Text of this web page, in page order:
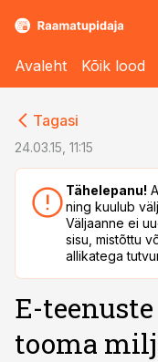
Avaleht Kõik lood
Tagasi
24.03.15, 11:15
Tähelepanu!
ning kuulub
Väljaanne ei
sisu, mistõttu
allikatega
E-
tooma